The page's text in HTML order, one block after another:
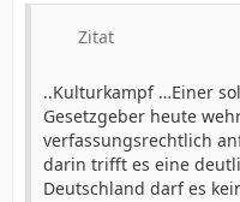
Zitat
..Kulturkampf …Einer
Gesetzgeber heute
verfassungsrechtlich
darin trifft es eine
Deutschland darf es